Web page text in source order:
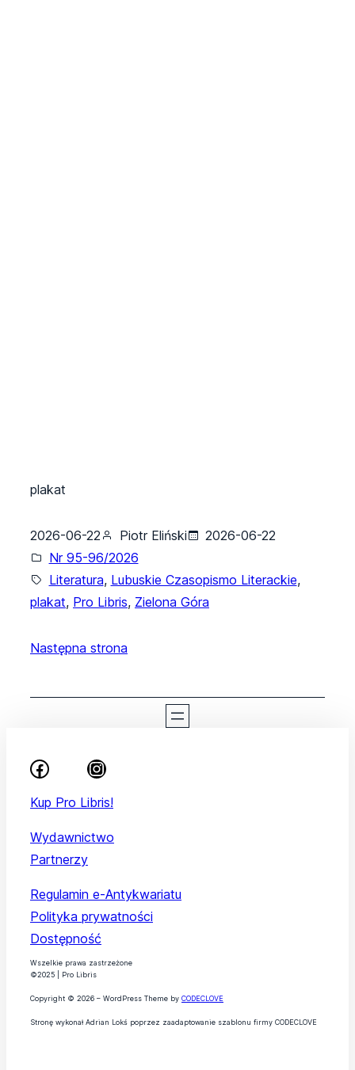
plakat
2026-06-22 Piotr Eliński
2026-06-22
Nr 95-96/2026
Literatura, Lubuskie Czasopismo Literackie,
plakat, Pro Libris, Zielona Góra
Następna strona
Kup Pro Libris!
Wydawnictwo
Partnerzy
Regulamin e-Antykwariatu
Polityka prywatności
Dostępność
Wszelkie prawa zastrzeżone
©2025 | Pro Libris
Copyright © 2026 – WordPress Theme by CODECLOVE
Stronę wykonał Adrian Lokś poprzez zaadaptowanie szablonu firmy CODECLOVE